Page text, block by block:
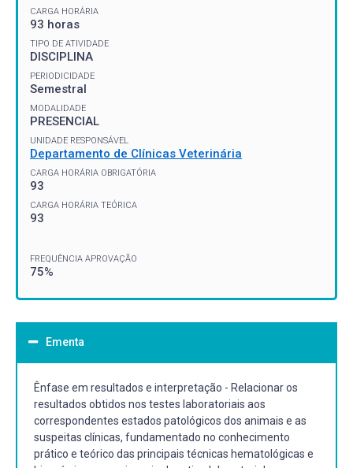
CARGA HORÁRIA
93 horas
TIPO DE ATIVIDADE
DISCIPLINA
PERIODICIDADE
Semestral
MODALIDADE
PRESENCIAL
UNIDADE RESPONSÁVEL
Departamento de Clínicas Veterinária
CARGA HORÁRIA OBRIGATÓRIA
93
CARGA HORÁRIA TEÓRICA
93
FREQUÊNCIA APROVAÇÃO
75%
Ementa
Ênfase em resultados e interpretação - Relacionar os
resultados obtidos nos testes laboratoriais aos
correspondentes estados patológicos dos animais e as
suspeitas clínicas, fundamentado no conhecimento
prático e teórico das principais técnicas hematológicas e